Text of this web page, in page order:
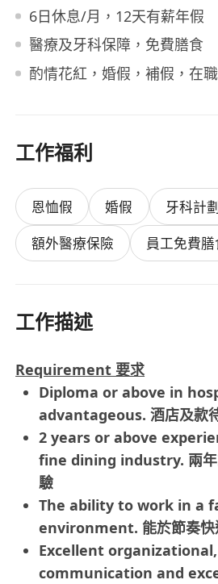
6日休息/月，12天有薪年假
醫療及牙科保障，免費膳食
酌情花紅，婚假，補假，在
工作福利
恩恤假 婚假
牙科計
額外醫療保險
員工免費膳
工作描述
Requirement 要求
Diploma or above in
advantageous. 酒店及款
2 years or above
fine dining industry. 兩年
驗
The ability to work in a
environment. 能於節奏快
Excellent
communication and